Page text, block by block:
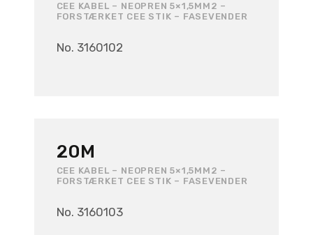
CEE KABEL – NEOPREN 5×1,5MM2 –
FORSTÆRKET CEE STIK – FASEVENDER
No. 3160102
20M
CEE KABEL – NEOPREN 5×1,5MM2 –
FORSTÆRKET CEE STIK – FASEVENDER
No. 3160103